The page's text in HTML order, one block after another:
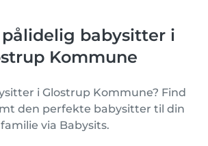
pålidelig babysitter i
Kommune
i Glostrup Kommune? Find
den perfekte babysitter til din
familie via Babysits.